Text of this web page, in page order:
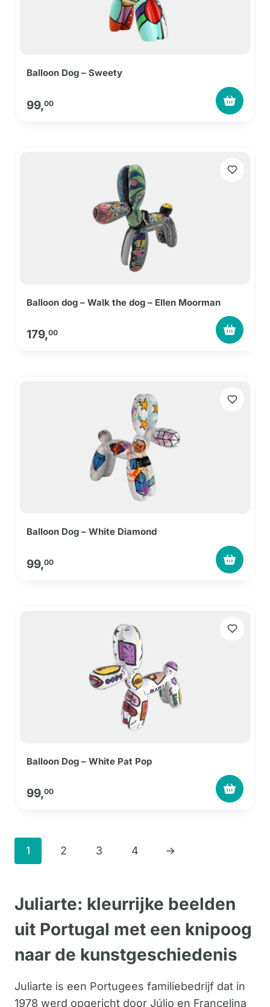
Balloon Dog – Sweety
99,00
Balloon dog – Walk the dog – Ellen Moorman
179,00
Balloon Dog – White Diamond
99,00
Balloon Dog – White Pat Pop
99,00
1 2 3 4 →
Juliarte: kleurrijke beelden
uit Portugal met een knipoog
naar de kunstgeschiedenis
Juliarte is een Portugees familiebedrijf dat in
1978 werd opgericht door Júlio en Francelina